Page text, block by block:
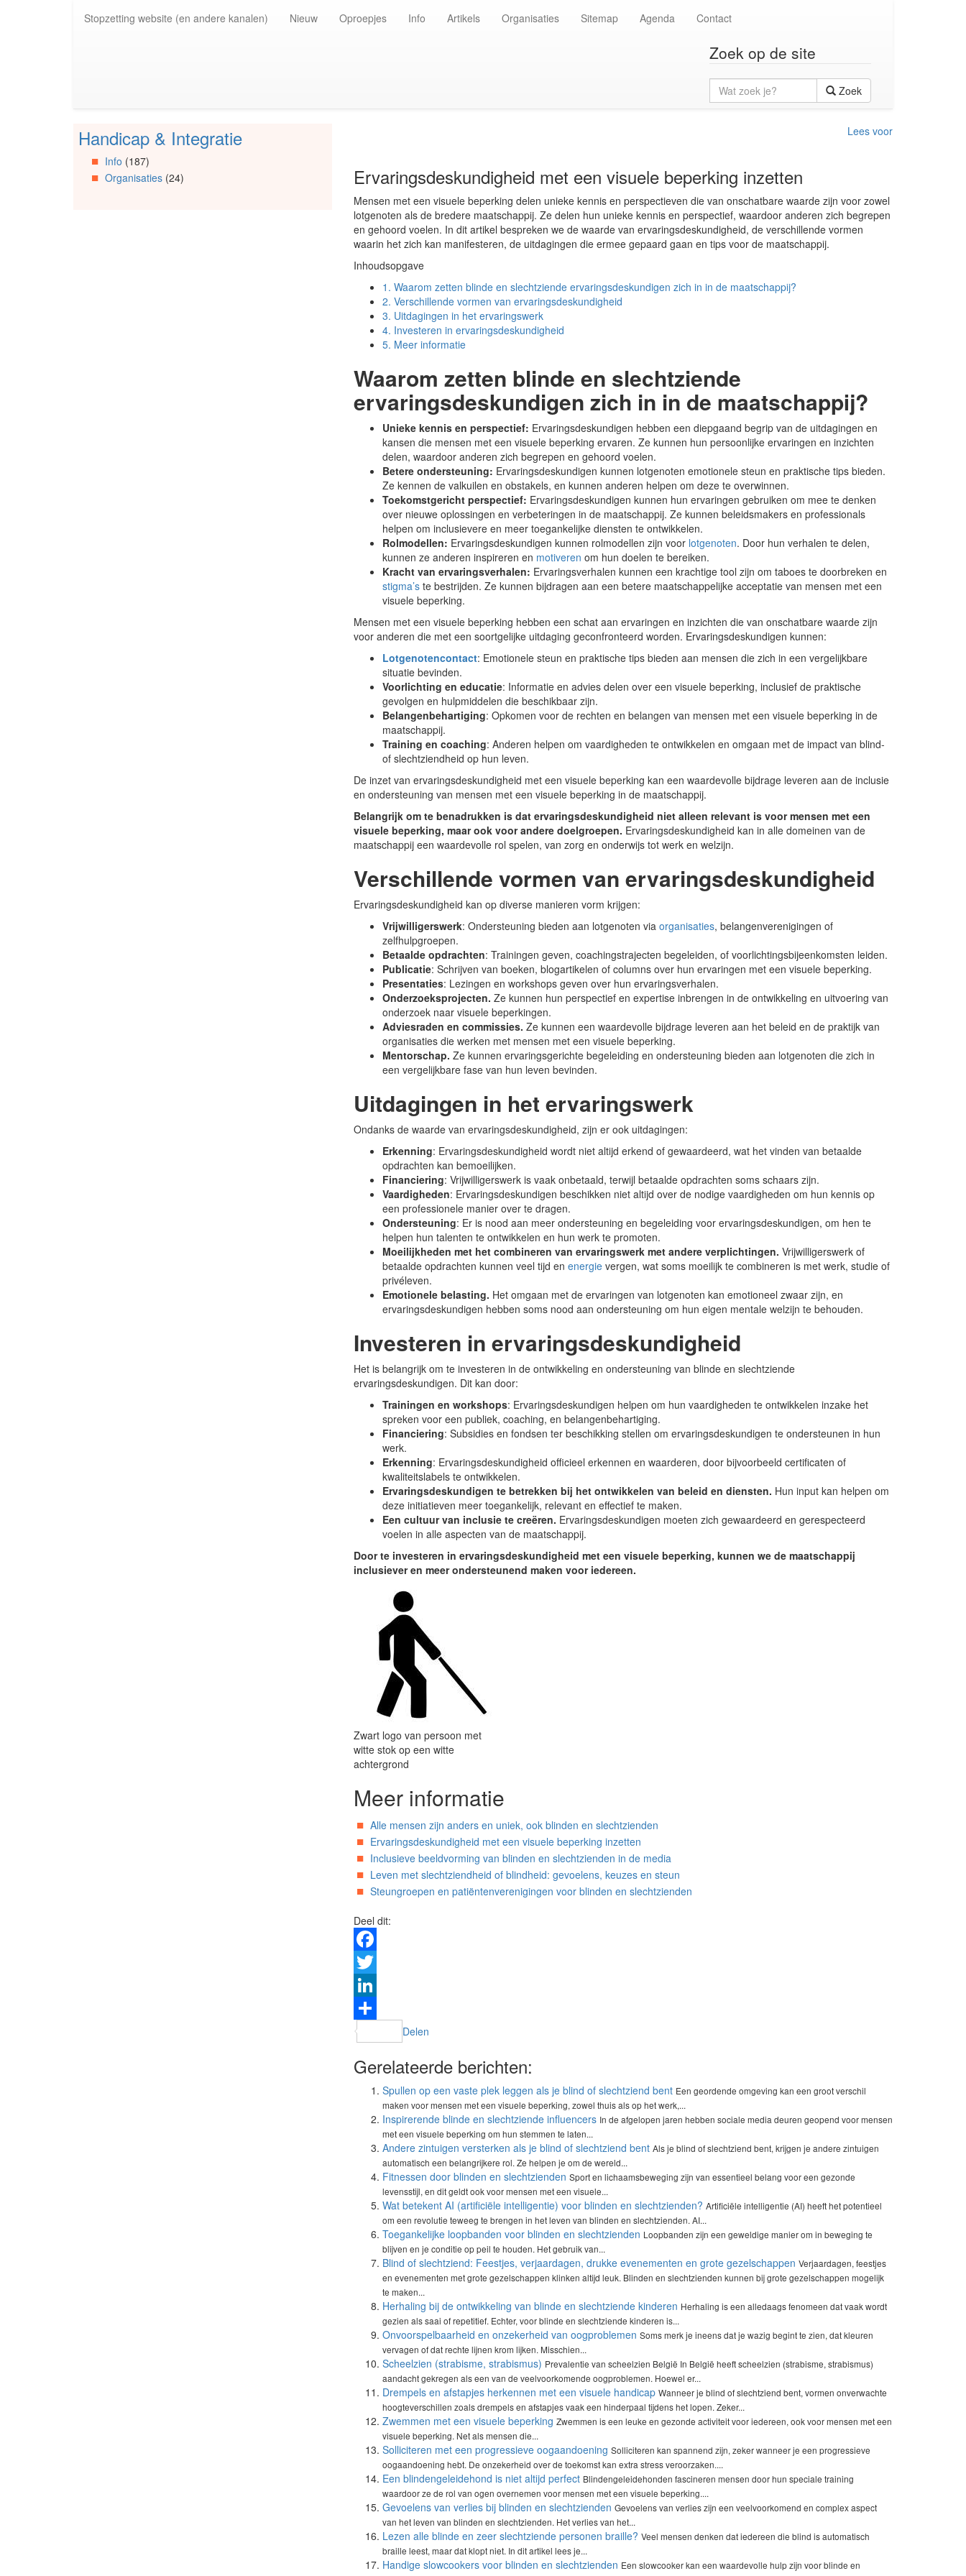
Stopzetting website (en andere kanalen) Nieuw Oproepjes Info Artikels Organisaties Sitemap Agenda Contact
Zoek op de site
Wat
zoek
je?
Zoek
Spring
Artikels
Spring
Handicap & Integratie
Info (187)
Organisaties(24)
Lees voor
Ervaringsdeskundigheid met een visuele beperking inzetten
Mensen met een visuele beperking delen unieke kennis en perspectieven die van onschatbare waarde zijn voor zowel
lotgenoten als de bredere maatschappij. Ze delen hun unieke kennis en perspectief, waardoor anderen zich begrepen
en gehoord voelen. In dit artikel bespreken we de waarde van ervaringsdeskundigheid, de verschillende vormen
waarin het zich kan manifesteren, de uitdagingen die ermee gepaard gaan en tips voor de maatschappij.
Inhoudsopgave
1. Waarom zetten blinde en slechtziende ervaringsdeskundigen zich in in de maatschappij?
2. Verschillende vormen van ervaringsdeskundigheid
3. Uitdagingen in het ervaringswerk
4. Investeren in ervaringsdeskundigheid
5. Meer informatie
Waarom zetten blinde en slechtziende
ervaringsdeskundigen zich in in de maatschappij?
Unieke kennis en perspectief: Ervaringsdeskundigen hebben een diepgaand begrip van de uitdagingen en
kansen die mensen met een visuele beperking ervaren. Ze kunnen hun persoonlijke ervaringen en inzichten
delen, waardoor anderen zich begrepen en gehoord voelen.
Betere ondersteuning: Ervaringsdeskundigen kunnen lotgenoten emotionele steun en praktische tips bieden.
Ze kennen de valkuilen en obstakels, en kunnen anderen helpen om deze te overwinnen.
Toekomstgericht perspectief: Ervaringsdeskundigen kunnen hun ervaringen gebruiken om mee te denken
over nieuwe oplossingen en verbeteringen in de maatschappij. Ze kunnen beleidsmakers en professionals
helpen om inclusievere en meer toegankelijke diensten te ontwikkelen.
Rolmodellen: Ervaringsdeskundigen kunnen rolmodellen zijn voor lotgenoten. Door hun verhalen te delen,
kunnen ze anderen inspireren en motiveren om hun doelen te bereiken.
Kracht van ervaringsverhalen: Ervaringsverhalen kunnen een krachtige tool zijn om taboes te doorbreken en
stigma’s te bestrijden. Ze kunnen bijdragen aan een betere maatschappelijke acceptatie van mensen met een
visuele beperking.
Mensen met een visuele beperking hebben een schat aan ervaringen en inzichten die van onschatbare waarde zijn
voor anderen die met een soortgelijke uitdaging geconfronteerd worden. Ervaringsdeskundigen kunnen:
Lotgenotencontact: Emotionele steun en praktische tips bieden aan mensen die zich in een vergelijkbare
situatie bevinden.
Voorlichting en educatie: Informatie en advies delen over een visuele beperking, inclusief de praktische
gevolgen en hulpmiddelen die beschikbaar zijn.
Belangenbehartiging: Opkomen voor de rechten en belangen van mensen met een visuele beperking in de
maatschappij.
Training en coaching: Anderen helpen om vaardigheden te ontwikkelen en omgaan met de impact van blind-
of slechtziendheid op hun leven.
De inzet van ervaringsdeskundigheid met een visuele beperking kan een waardevolle bijdrage leveren aan de inclusie
en ondersteuning van mensen met een visuele beperking in de maatschappij.
Belangrijk om te benadrukken is dat ervaringsdeskundigheid niet alleen relevant is voor mensen met een
visuele beperking, maar ook voor andere doelgroepen. Ervaringsdeskundigheid kan in alle domeinen van de
maatschappij een waardevolle rol spelen, van zorg en onderwijs tot werk en welzijn.
Verschillende vormen van ervaringsdeskundigheid
Ervaringsdeskundigheid kan op diverse manieren vorm krijgen:
Vrijwilligerswerk: Ondersteuning bieden aan lotgenoten via organisaties, belangenverenigingen of
zelfhulpgroepen.
Betaalde opdrachten: Trainingen geven, coachingstrajecten begeleiden, of voorlichtingsbijeenkomsten leiden.
Publicatie: Schrijven van boeken, blogartikelen of columns over hun ervaringen met een visuele beperking.
Presentaties: Lezingen en workshops geven over hun ervaringsverhalen.
Onderzoeksprojecten. Ze kunnen hun perspectief en expertise inbrengen in de ontwikkeling en uitvoering van
onderzoek naar visuele beperkingen.
Adviesraden en commissies. Ze kunnen een waardevolle bijdrage leveren aan het beleid en de praktijk van
organisaties die werken met mensen met een visuele beperking.
Mentorschap. Ze kunnen ervaringsgerichte begeleiding en ondersteuning bieden aan lotgenoten die zich in
een vergelijkbare fase van hun leven bevinden.
Uitdagingen in het ervaringswerk
Ondanks de waarde van ervaringsdeskundigheid, zijn er ook uitdagingen:
Erkenning: Ervaringsdeskundigheid wordt niet altijd erkend of gewaardeerd, wat het vinden van betaalde
opdrachten kan bemoeilijken.
Financiering: Vrijwilligerswerk is vaak onbetaald, terwijl betaalde opdrachten soms schaars zijn.
Vaardigheden: Ervaringsdeskundigen beschikken niet altijd over de nodige vaardigheden om hun kennis op
een professionele manier over te dragen.
Ondersteuning: Er is nood aan meer ondersteuning en begeleiding voor ervaringsdeskundigen, om hen te
helpen hun talenten te ontwikkelen en hun werk te promoten.
Moeilijkheden met het combineren van ervaringswerk met andere verplichtingen. Vrijwilligerswerk of
betaalde opdrachten kunnen veel tijd en energie vergen, wat soms moeilijk te combineren is met werk, studie of
privéleven.
Emotionele belasting. Het omgaan met de ervaringen van lotgenoten kan emotioneel zwaar zijn, en
ervaringsdeskundigen hebben soms nood aan ondersteuning om hun eigen mentale welzijn te behouden.
Investeren in ervaringsdeskundigheid
Het is belangrijk om te investeren in de ontwikkeling en ondersteuning van blinde en slechtziende
ervaringsdeskundigen. Dit kan door:
Trainingen en workshops: Ervaringsdeskundigen helpen om hun vaardigheden te ontwikkelen inzake het
spreken voor een publiek, coaching, en belangenbehartiging.
Financiering: Subsidies en fondsen ter beschikking stellen om ervaringsdeskundigen te ondersteunen in hun
werk.
Erkenning: Ervaringsdeskundigheid officieel erkennen en waarderen, door bijvoorbeeld certificaten of
kwaliteitslabels te ontwikkelen.
Ervaringsdeskundigen te betrekken bij het ontwikkelen van beleid en diensten. Hun input kan helpen om
deze initiatieven meer toegankelijk, relevant en effectief te maken.
Een cultuur van inclusie te creëren. Ervaringsdeskundigen moeten zich gewaardeerd en gerespecteerd
voelen in alle aspecten van de maatschappij.
Door te investeren in ervaringsdeskundigheid met een visuele beperking, kunnen we de maatschappij
inclusiever en meer ondersteunend maken voor iedereen.
Zwart logo van persoon met
witte stok op een witte
achtergrond
Meer informatie
Alle mensen zijn anders en uniek, ook blinden en slechtzienden
Ervaringsdeskundigheid met een visuele beperking inzetten
Inclusieve beeldvorming van blinden en slechtzienden in de media
Leven met slechtziendheid of blindheid: gevoelens, keuzes en steun
Steungroepen en patiëntenverenigingen voor blinden en slechtzienden
Deel dit:
Facebook
Twitter
LinkedIn
Delen
Gerelateerde berichten:
Spullen op een vaste plek leggen als je blind of slechtziend bent Een geordende omgeving kan een groot verschil
maken voor mensen met een visuele beperking, zowel thuis als op het werk,...
Inspirerende blinde en slechtziende influencers In de afgelopen jaren hebben sociale media deuren geopend voor mensen
met een visuele beperking om hun stemmen te laten...
Andere zintuigen versterken als je blind of slechtziend bent Als je blind of slechtziend bent, krijgen je andere zintuigen
automatisch een belangrijkere rol. Ze helpen je om de wereld...
Fitnessen door blinden en slechtzienden Sport en lichaamsbeweging zijn van essentieel belang voor een gezonde
levensstijl, en dit geldt ook voor mensen met een visuele...
Wat betekent AI (artificiële intelligentie) voor blinden en slechtzienden? Artificiële intelligentie (AI) heeft het potentieel
om een revolutie teweeg te brengen in het leven van blinden en slechtzienden. AI...
Toegankelijke loopbanden voor blinden en slechtzienden Loopbanden zijn een geweldige manier om in beweging te
blijven en je conditie op peil te houden. Het gebruik van...
Blind of slechtziend: Feestjes, verjaardagen, drukke evenementen en grote gezelschappen Verjaardagen, feestjes
en evenementen met grote gezelschappen klinken altijd leuk. Blinden en slechtzienden kunnen bij grote gezelschappen mogelijk
te maken...
Herhaling bij de ontwikkeling van blinde en slechtziende kinderen Herhaling is een alledaags fenomeen dat vaak wordt
gezien als saai of repetitief. Echter, voor blinde en slechtziende kinderen is...
Onvoorspelbaarheid en onzekerheid van oogproblemen Soms merk je ineens dat je wazig begint te zien, dat kleuren
vervagen of dat rechte lijnen krom lijken. Misschien...
Scheelzien (strabisme, strabismus) Prevalentie van scheelzien België In België heeft scheelzien (strabisme, strabismus)
aandacht gekregen als een van de veelvoorkomende oogproblemen. Hoewel er...
Drempels en afstapjes herkennen met een visuele handicap Wanneer je blind of slechtziend bent, vormen onverwachte
hoogteverschillen zoals drempels en afstapjes vaak een hinderpaal tijdens het lopen. Zeker...
Zwemmen met een visuele beperking Zwemmen is een leuke en gezonde activiteit voor iedereen, ook voor mensen met een
visuele beperking. Net als mensen die...
Solliciteren met een progressieve oogaandoening Solliciteren kan spannend zijn, zeker wanneer je een progressieve
oogaandoening hebt. De onzekerheid over de toekomst kan extra stress veroorzaken....
Een blindengeleidehond is niet altijd perfect Blindengeleidehonden fascineren mensen door hun speciale training
waardoor ze de rol van ogen overnemen voor mensen met een visuele beperking....
Gevoelens van verlies bij blinden en slechtzienden Gevoelens van verlies zijn een veelvoorkomend en complex aspect
van het leven van blinden en slechtzienden. Het verlies van het...
Lezen alle blinde en zeer slechtziende personen braille? Veel mensen denken dat iedereen die blind is automatisch
braille leest, maar dat klopt niet. In dit artikel lees je...
Handige slowcookers voor blinden en slechtzienden Een slowcooker kan een waardevolle hulp zijn voor blinde en